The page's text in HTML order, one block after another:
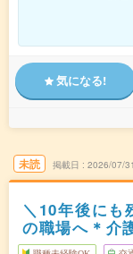
気になる!
未読 掲載日 2026/07/31
＼10年後にも
の職場へ＊介